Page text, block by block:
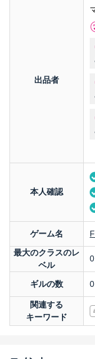
出品者
本人確認
ゲーム名
最大のクラスのレ
ベル
ギルの数
関連する
キーワード